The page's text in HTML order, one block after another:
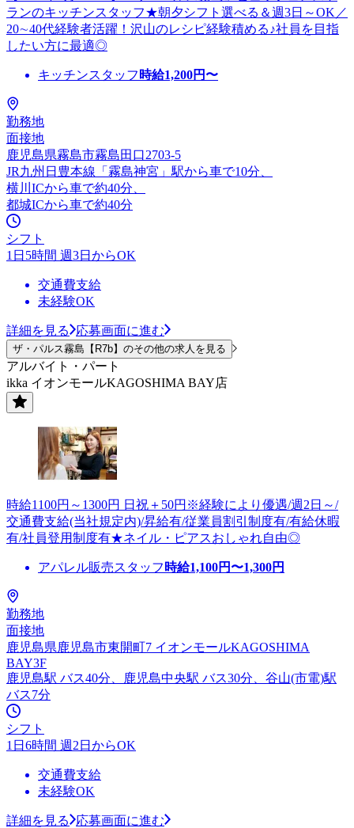
ランのキッチンスタッフ★朝夕シフト選べる＆週3日～OK／
20∼40代経験者活躍！沢山のレシピ経験積める♪社員を目指
したい方に最適◎
キッチンスタッフ 時給1,200円〜
勤務地
面接地
鹿児島県霧島市霧島田口2703-5
JR九州日豊本線「霧島神宮」駅から車で10分、
横川ICから車で約40分、
都城ICから車で約40分
シフト
1日5時間 週3日からOK
交通費支給
未経験OK
詳細を見る 応募画面に進む
ザ・パルス霧島【R7b】のその他の求人を見る
アルバイト・パート
ikka イオンモールKAGOSHIMA BAY店
時給1100円～1300円 日祝＋50円※経験により優遇/週2日～/
交通費支給(当社規定内)/昇給有/従業員割引制度有/有給休暇
有/社員登用制度有★ネイル・ピアスおしゃれ自由◎
アパレル販売スタッフ 時給1,100円〜1,300円
勤務地
面接地
鹿児島県鹿児島市東開町7 イオンモールKAGOSHIMA
BAY3F
鹿児島駅 バス40分、鹿児島中央駅 バス30分、谷山(市電)駅
バス7分
シフト
1日6時間 週2日からOK
交通費支給
未経験OK
詳細を見る
応募画面に進む